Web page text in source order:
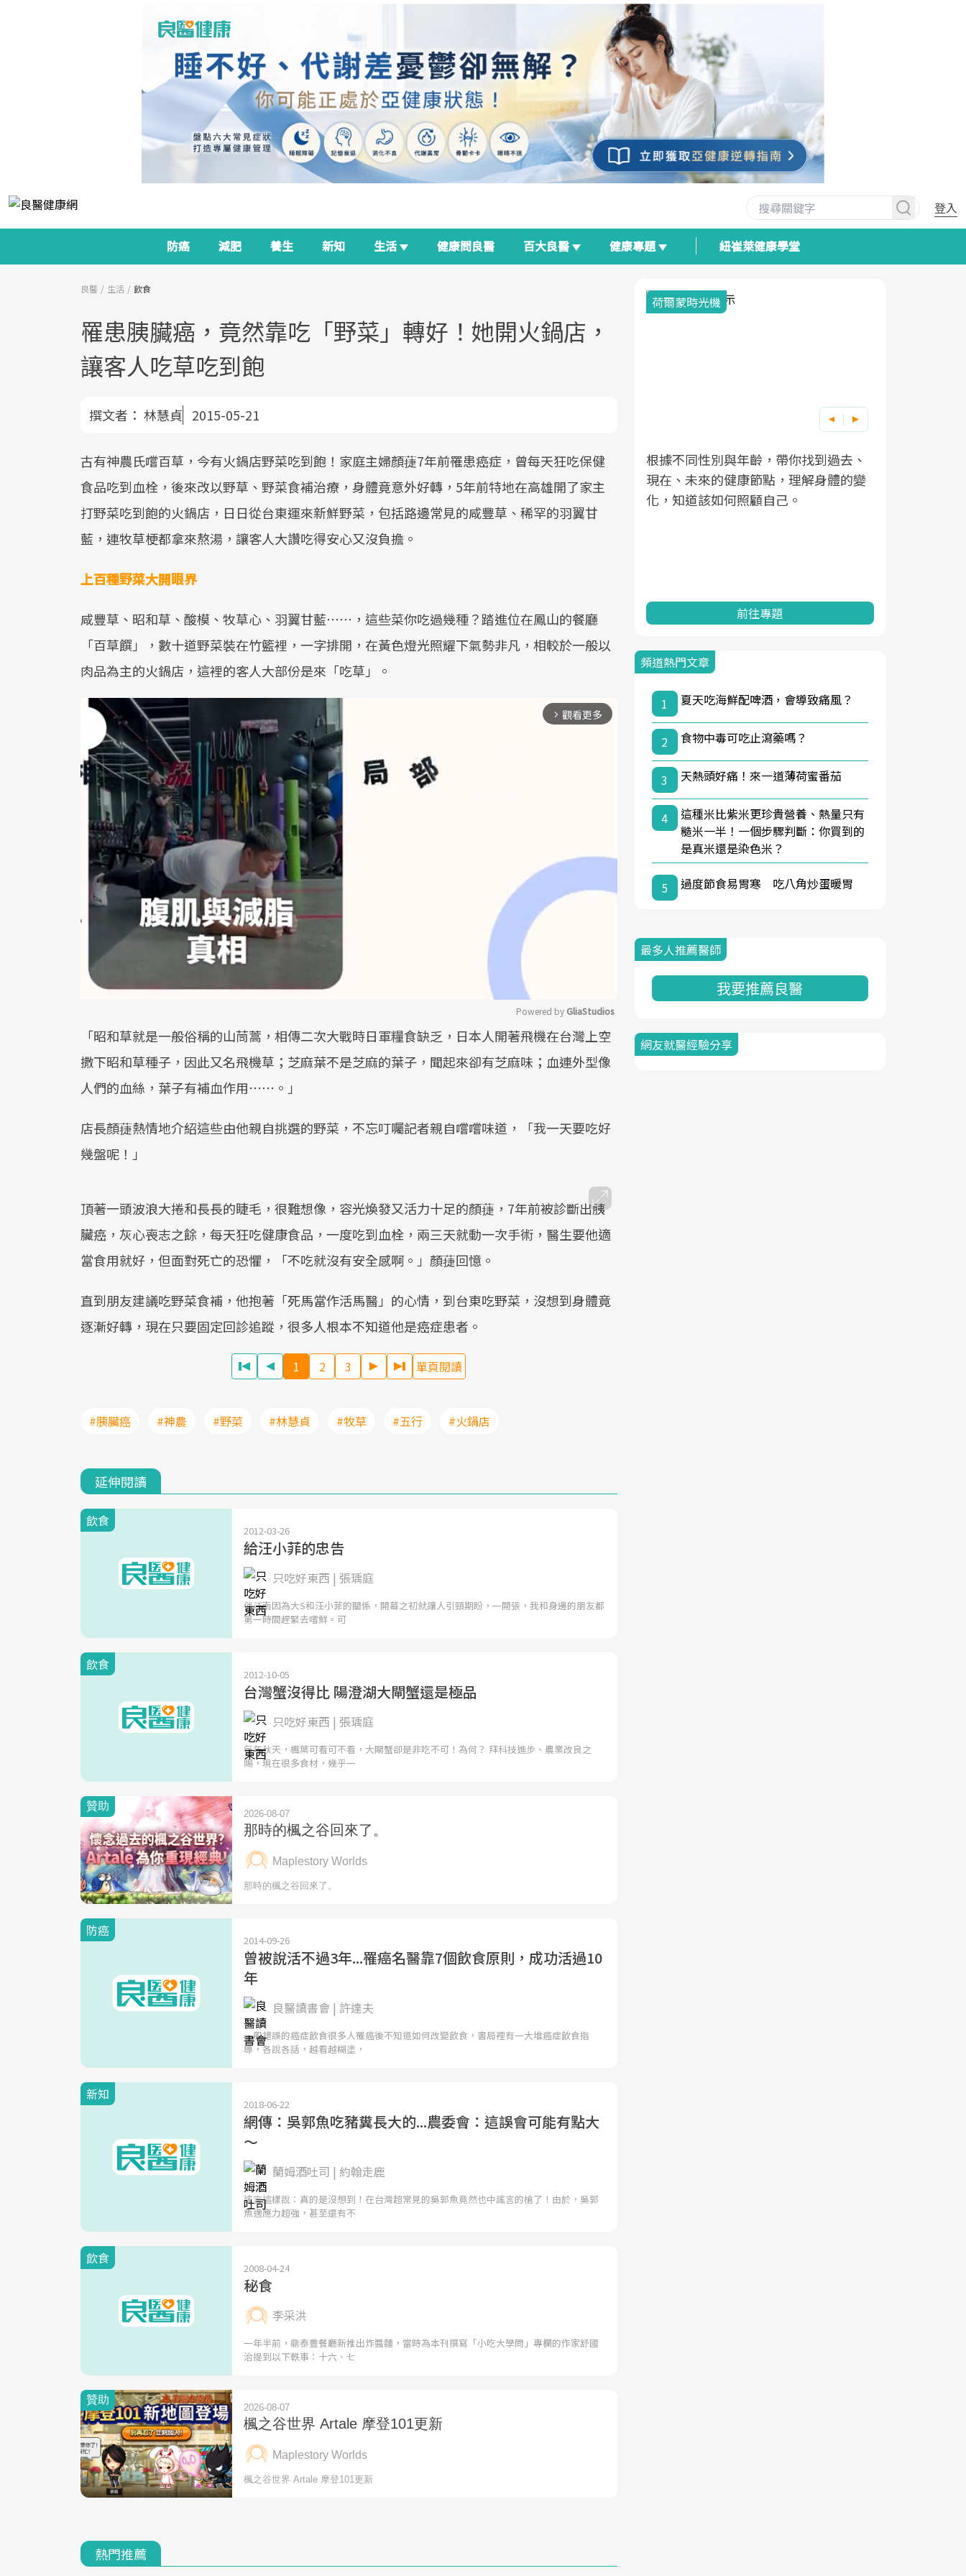
登入
防癌 減肥 養生 新知 生活 健康問良醫 百大良醫 健康專題 紐崔萊健康學堂
良醫 生活 飲食
罹患胰臟癌，竟然靠吃「野菜」轉好！她開火鍋店，
讓客人吃草吃到飽
撰文者： 林慧貞 2015-05-21
古有神農氏嚐百草，今有火鍋店野菜吃到飽！家庭主婦顏蓵7年前罹患癌症，曾每天狂吃保健
食品吃到血栓，後來改以野草、野菜食補治療，身體竟意外好轉，5年前特地在高雄開了家主
打野菜吃到飽的火鍋店，日日從台東運來新鮮野菜，包括路邊常見的咸豐草、稀罕的羽翼甘
藍，連牧草梗都拿來熬湯，讓客人大讚吃得安心又沒負擔。
上百種野菜大開眼界
咸豐草、昭和草、酸模、牧草心、羽翼甘藍⋯⋯，這些菜你吃過幾種？踏進位在鳳山的餐廳
「百草饌」，數十道野菜裝在竹籃裡，一字排開，在黃色燈光照耀下氣勢非凡，相較於一般以
肉品為主的火鍋店，這裡的客人大部份是來「吃草」。
arrow_forward_ios 觀看更多
Mute
Powered by GliaStudios
「昭和草就是一般俗稱的山茼蒿，相傳二次大戰時日軍糧食缺乏，日本人開著飛機在台灣上空
撒下昭和草種子，因此又名飛機草；芝麻葉不是芝麻的葉子，聞起來卻有芝麻味；血連外型像
人們的血絲，葉子有補血作用⋯⋯。」
店長顏蓵熱情地介紹這些由他親自挑選的野菜，不忘叮囑記者親自嚐嚐味道，「我一天要吃好
幾盤呢！」
頂著一頭波浪大捲和長長的睫毛，很難想像，容光煥發又活力十足的顏蓵，7年前被診斷出胰
臟癌，灰心喪志之餘，每天狂吃健康食品，一度吃到血栓，兩三天就動一次手術，醫生要他適
當食用就好，但面對死亡的恐懼，「不吃就沒有安全感啊。」顏蓵回憶。
直到朋友建議吃野菜食補，他抱著「死馬當作活馬醫」的心情，到台東吃野菜，沒想到身體竟
逐漸好轉，現在只要固定回診追蹤，很多人根本不知道他是癌症患者。
1 2 3 單頁閱讀
#胰臟癌 #神農 #野菜 #林慧貞 #牧草 #五行 #火鍋店
延伸閱讀
飲食
2012-03-26
給汪小菲的忠告
只吃好東西 | 張瑀庭
俏江南因為大S和汪小菲的關係，開幕之初就讓人引頸期盼，一開張，我和身邊的朋友都
第一時間趕緊去嚐鮮。可
飲食
2012-10-05
台灣蟹沒得比 陽澄湖大閘蟹還是極品
只吃好東西 | 張瑀庭
每年秋天，楓葉可看可不看，大閘蟹卻是非吃不可！為何？ 拜科技進步、農業改良之
賜，現在很多食材，幾乎一
防癌
2014-09-26
曾被說活不過3年...罹癌名醫靠7個飲食原則，成功活過10
年
良醫讀書會 | 許達夫
一般錯誤的癌症飲食很多人罹癌後不知道如何改變飲食，書局裡有一大堆癌症飲食指
導，各說各話，越看越糊塗，
新知
2018-06-22
網傳：吳郭魚吃豬糞長大的...農委會：這誤會可能有點大
～
蘭姆酒吐司 | 約翰走鹿
謠言這樣說：真的是沒想到！在台灣超常見的吳郭魚竟然也中謠言的槍了！由於，吳郭
魚適應力超強，甚至還有不
飲食
2008-04-24
秘食
李采洪
一年半前，鼎泰豐餐廳新推出炸醬麵，當時為本刊撰寫「小吃大學問」專欄的作家舒國
治提到以下軼事：十六、七
熱門推薦
面對超高齡社會的浪潮，台灣正在快速
邁向「健康照護」的新時代。隨著國家
政策如「健康台灣推動委員會」與「長
照3.0」的推進，「預防醫學」已成全民
關注的核心議題。然而，健檢不只是醫
前往專題
2025年，就到良醫生活祭體驗「一站式
健康新生活」，從講座、體驗到運動，
全面啟動你的健康革命！
前往專題
良醫健康網從「換季的身體變化」出
發，透過醫學觀點與日常感受的對話，
建立對亞健康的認知，進而引導實際的
改善行動。
前往專題
荷爾蒙時光機
根據不同性別與年齡，帶你找到過去、
現在、未來的健康節點，理解身體的變
化，知道該如何照顧自己。
前往專題
頻道熱門文章
1 夏天吃海鮮配啤酒，會導致痛風？
2 食物中毒可吃止瀉藥嗎？
3 天熱頭好痛！來一道薄荷蜜番茄
4
這種米比紫米更珍貴營養、熱量只有
糙米一半！一個步驟判斷：你買到的
是真米還是染色米？
5 過度節食易胃寒 吃八角炒蛋暖胃
最多人推薦醫師
我要推薦良醫
網友就醫經驗分享